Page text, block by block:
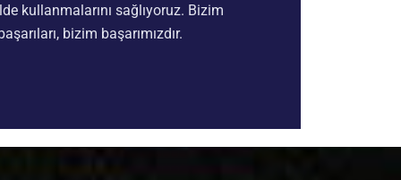
kullanmalarını sağlıyoruz. Bizim
bizim başarımızdır.